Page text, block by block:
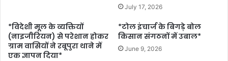
July 17, 2026
*विदेशी मूल के व्यक्तियों
(नाइजीरियन) से परेशान होकर
ग्राम वासियों ने रबूपुरा थाने में
एक ज्ञापन दिया*
*टोल इंचार्ज के बिगड़े बोल
किसान संगठनों में उबाल*
June 9, 2026